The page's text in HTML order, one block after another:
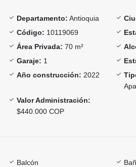
Departamento: Antioquia
Código: 10119069
Área Privada: 70 m²
Garaje: 1
Año construcción: 2022
Valor Administración:
$440.000 COP
Balcón